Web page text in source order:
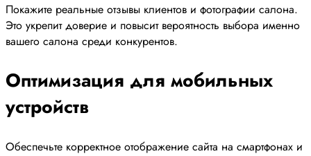
Покажите реальные отзывы клиентов и фотографии салона.
Это укрепит доверие и повысит вероятность выбора именно
вашего салона среди конкурентов.
Оптимизация для мобильных
устройств
Обеспечьте корректное отображение сайта на смартфонах и